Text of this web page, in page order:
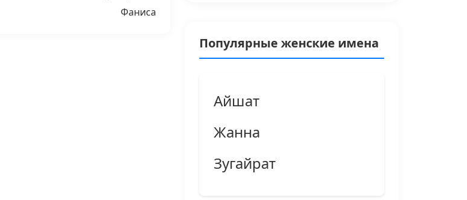
Фаниса
Популярные женские имена
Айшат
Жанна
Зугайрат